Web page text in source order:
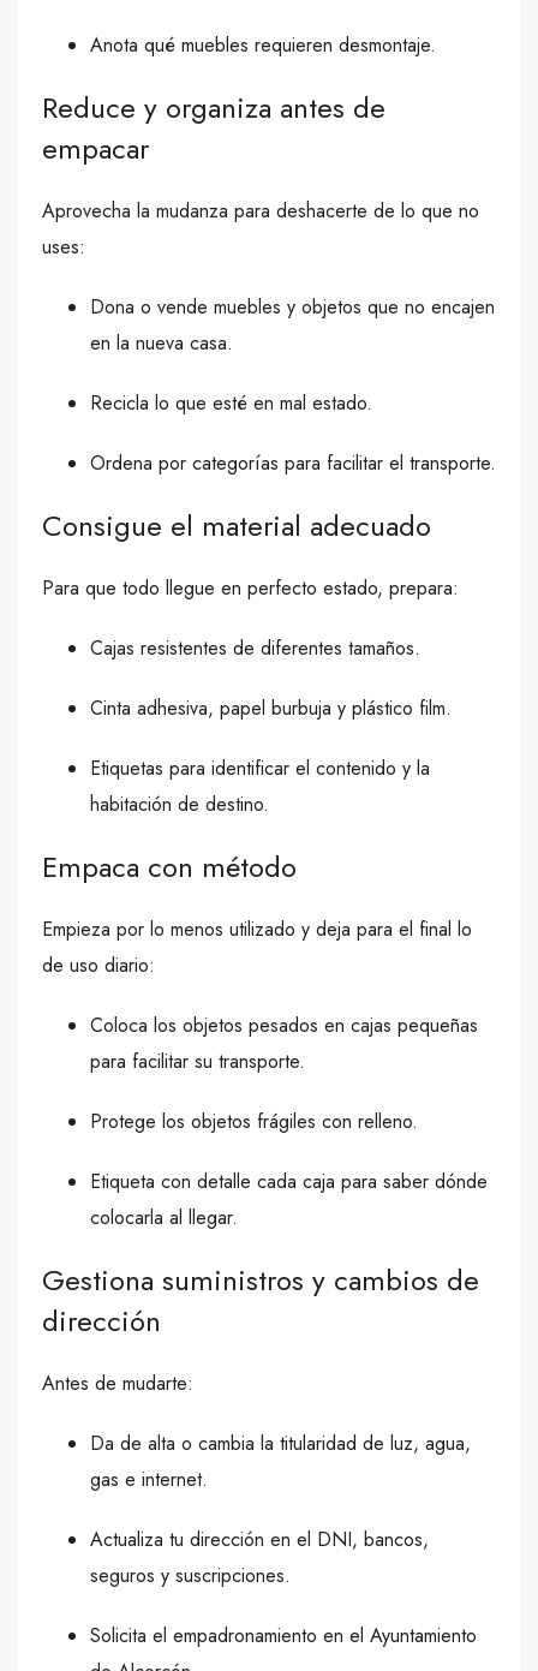
Anota qué muebles requieren desmontaje.
Reduce y organiza antes de
empacar
Aprovecha la mudanza para deshacerte de lo que no
uses:
Dona o vende muebles y objetos que no encajen
en la nueva casa.
Recicla lo que esté en mal estado.
Ordena por categorías para facilitar el transporte.
Consigue el material adecuado
Para que todo llegue en perfecto estado, prepara:
Cajas resistentes de diferentes tamaños.
Cinta adhesiva, papel burbuja y plástico film.
Etiquetas para identificar el contenido y la
habitación de destino.
Empaca con método
Empieza por lo menos utilizado y deja para el final lo
de uso diario:
Coloca los objetos pesados en cajas pequeñas
para facilitar su transporte.
Protege los objetos frágiles con relleno.
Etiqueta con detalle cada caja para saber dónde
colocarla al llegar.
Gestiona suministros y cambios de
dirección
Antes de mudarte:
Da de alta o cambia la titularidad de luz, agua,
gas e internet.
Actualiza tu dirección en el DNI, bancos,
seguros y suscripciones.
Solicita el empadronamiento en el Ayuntamiento